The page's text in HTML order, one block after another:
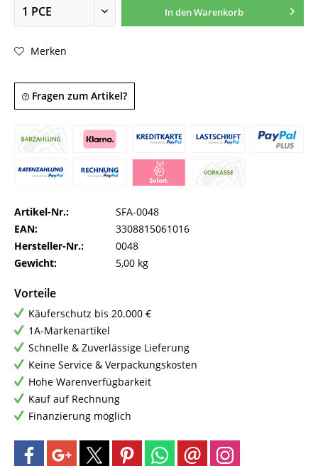
In denWarenkorb
Merken
Fragen zum Artikel?
Artikel-Nr.:
SFA-0048
EAN:
3308815061016
Hersteller-Nr.:
0048
Gewicht:
5,00 kg
Vorteile
Käuferschutz bis 20.000 €
1A-Markenartikel
Schnelle & Zuverlässige Lieferung
Keine Service & Verpackungskosten
Hohe Warenverfügbarkeit
Kauf auf Rechnung
Finanzierung möglich